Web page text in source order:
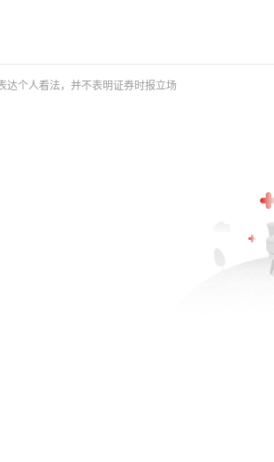
达个人看法，并不表明证券时报立场